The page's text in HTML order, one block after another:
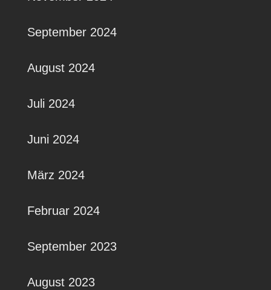
September 2024
August 2024
Juli 2024
Juni 2024
März 2024
Februar 2024
September 2023
August 2023